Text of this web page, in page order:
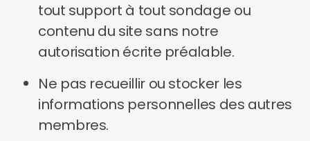
tout support à tout sondage ou
contenu du site sans notre
autorisation écrite préalable.
Ne pas recueillir ou stocker les
informations personnelles des autres
membres.